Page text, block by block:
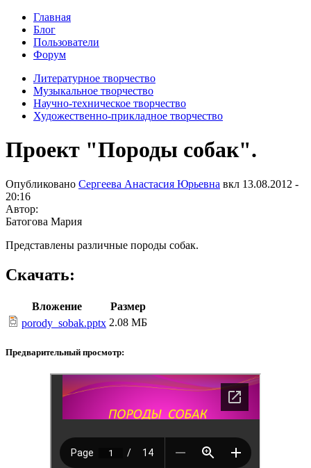
Главная
Блог
Пользователи
Форум
Литературное творчество
Музыкальное творчество
Научно-техническое творчество
Художественно-прикладное творчество
Проект "Породы собак".
Опубликовано Сергеева Анастасия Юрьевна вкл 13.08.2012 -
20:16
Автор:
Батогова Мария
Представлены различные породы собак.
Скачать:
Вложение
Размер
porody_sobak.pptx 2.08 МБ
Предварительный просмотр: